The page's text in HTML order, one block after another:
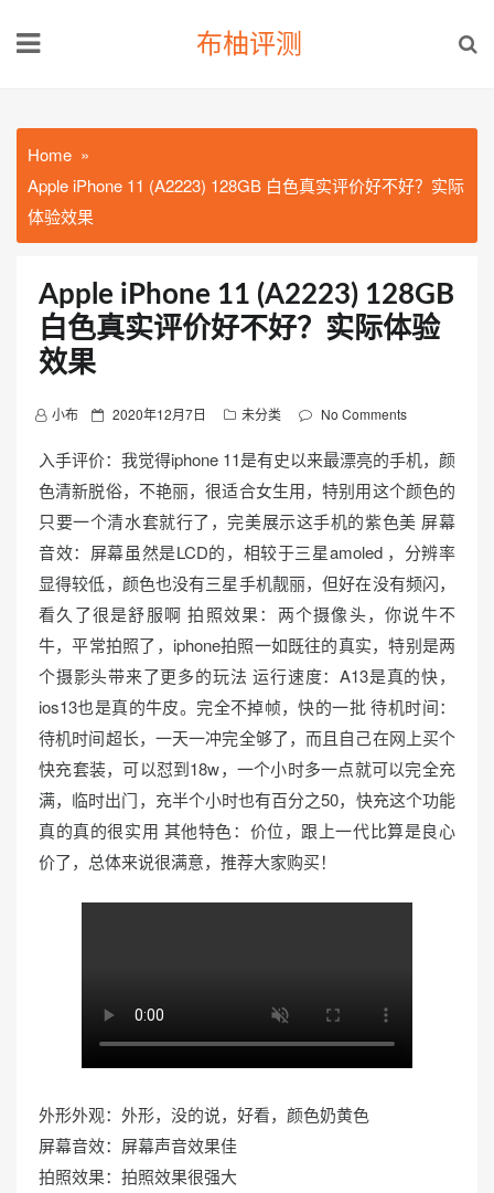
布柚评测
Home
Apple iPhone 11 (A2223) 128GB 白色真实评价好不好？实际
体验效果
Apple iPhone 11 (A2223) 128GB
白色真实评价好不好？实际体验
效果
小布
P
s
t
e
d
o
n
2020年12月7日 未分类 No Comments
入手评价：我觉得iphone 11是有史以来最漂亮的手机，颜
色清新脱俗，不艳丽，很适合女生用，特别用这个颜色的
只要一个清水套就行了，完美展示这手机的紫色美 屏幕
音效：屏幕虽然是LCD的，相较于三星amoled ，分辨率
显得较低，颜色也没有三星手机靓丽，但好在没有频闪，
看久了很是舒服啊 拍照效果：两个摄像头，你说牛不
牛，平常拍照了，iphone拍照一如既往的真实，特别是两
个摄影头带来了更多的玩法 运行速度：A13是真的快，
ios13也是真的牛皮。完全不掉帧，快的一批 待机时间：
待机时间超长，一天一冲完全够了，而且自己在网上买个
快充套装，可以怼到18w，一个小时多一点就可以完全充
满，临时出门，充半个小时也有百分之50，快充这个功能
真的真的很实用 其他特色：价位，跟上一代比算是良心
价了，总体来说很满意，推荐大家购买！
外形外观：外形，没的说，好看，颜色奶黄色
屏幕音效：屏幕声音效果佳
拍照效果：拍照效果很强大